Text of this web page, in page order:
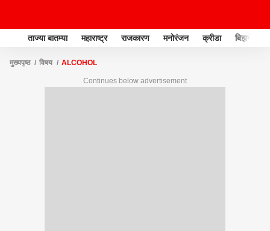
ताज्या बातम्या महाराष्ट्र राजकारण मनोरंजन क्रीडा बिझनेस
मुख्यपृष्ठ विषय ALCOHOL
Continues below advertisement